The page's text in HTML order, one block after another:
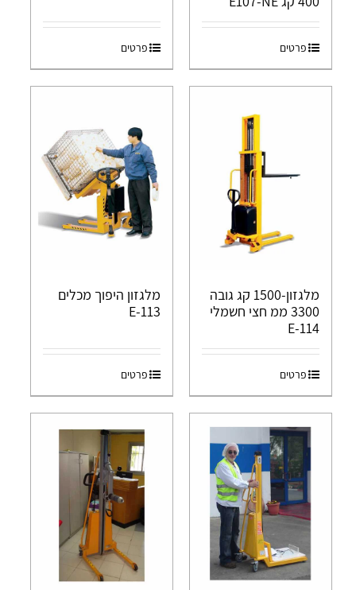
פרטים פרטים
מלגזון-1500 קג גובה
3300 ממ חצי חשמלי
E-114
פרטים
מלגזון היפוך מכלים
E-113
פרטים